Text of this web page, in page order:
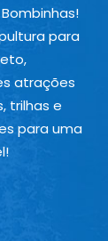
para
atrações
trilhas e
para uma